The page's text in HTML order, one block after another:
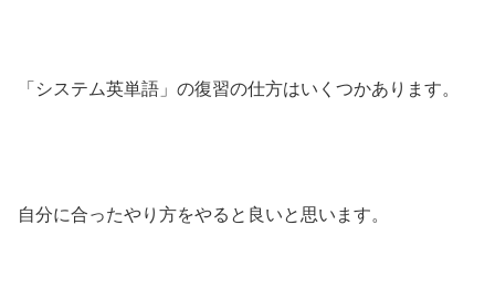
「システム英単語」の復習の仕方はいくつかあります。
自分に合ったやり方をやると良いと思います。